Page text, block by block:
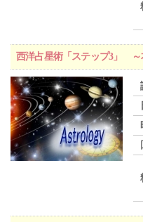
西洋占星術「ステップ3」 ～